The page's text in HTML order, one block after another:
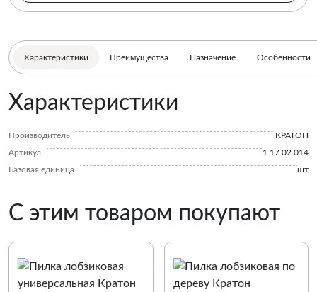
Характеристики Преимущества Назначение Особенности
Характеристики
Производитель
КРАТОН
Артикул
1 17 02 014
Базовая единица
шт
С этим товаром покупают